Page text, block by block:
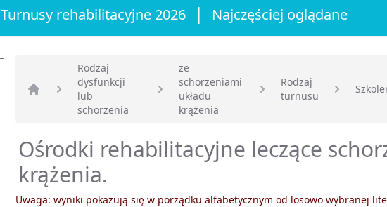
Turnusy rehabilitacyjne 2026 | Najczęściej oglądane
Strona główna
Rodzaj
dysfunkcji
lub
schorzenia
ze
schorzeniami
układu
krążenia
Rodzaj
turnusu
Ośrodki rehabilitacyjne leczące
krążenia.
Uwaga: wyniki pokazują się w porządku alfabetycznym od losowo wybranej